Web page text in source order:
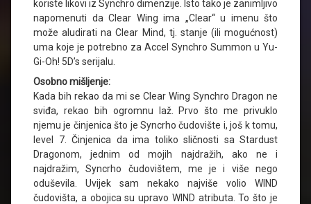
koriste likovi iz Synchro dimenzije. Isto tako je zanimljivo
napomenuti da Clear Wing ima „Clear“ u imenu što
može aludirati na Clear Mind, tj. stanje (ili mogućnost)
uma koje je potrebno za Accel Synchro Summon u Yu-
Gi-Oh! 5D’s serijalu.
Osobno mišljenje:
Kada bih rekao da mi se Clear Wing Synchro Dragon ne
sviđa, rekao bih ogromnu laž. Prvo što me privuklo
njemu je činjenica što je Syncrho čudovište i, još k tomu,
level 7. Činjenica da ima toliko sličnosti sa Stardust
Dragonom, jednim od mojih najdražih, ako ne i
najdražim, Syncrho čudovištem, me je i više nego
oduševila. Uvijek sam nekako najviše volio WIND
čudovišta, a obojica su upravo WIND atributa. To što je